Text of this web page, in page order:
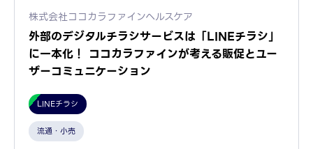
株式会社ココカラファインヘルスケア
外部のデジタルチラシサービスは「LINEチラシ」
に一本化！ ココカラファインが考える販促とユー
ザーコミュニケーション
LINEチラシ
流通・小売